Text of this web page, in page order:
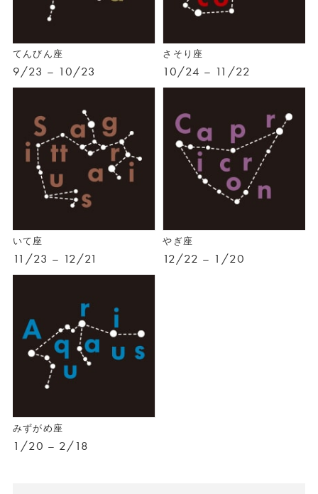
てんびん座
9/23 – 10/23
さそり座
10/24 – 11/22
いて座
11/23 – 12/21
やぎ座
12/22 – 1/20
みずがめ座
1/20 – 2/18